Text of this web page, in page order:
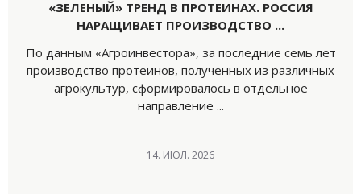
«ЗЕЛЕНЫЙ» ТРЕНД В ПРОТЕИНАХ. РОССИЯ
НАРАЩИВАЕТ ПРОИЗВОДСТВО ...
По данным «Агроинвестора», за последние семь лет
производство протеинов, полученных из различных
агрокультур, сформировалось в отдельное
направление ...
14. ИЮЛ. 2026